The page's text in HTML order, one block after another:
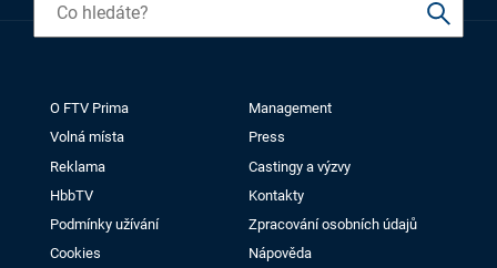
O FTV Prima
Management
Volná místa
Press
Reklama
Castingy a výzvy
HbbTV
Kontakty
Podmínky užívání
Zpracování osobních údajů
Cookies
Nápověda